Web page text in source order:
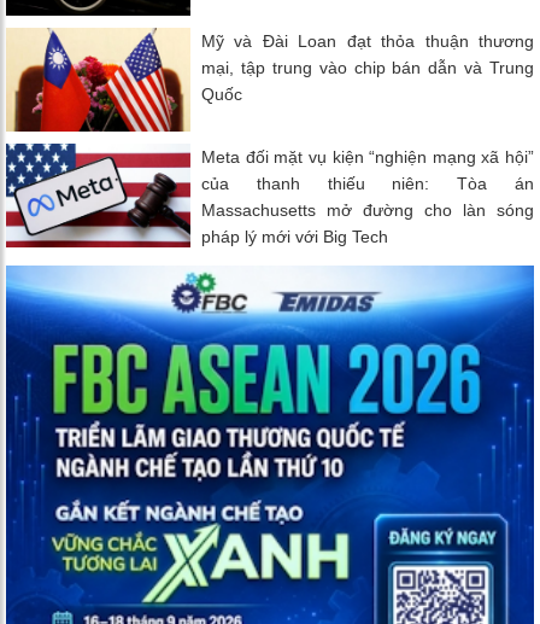
Mỹ và Đài Loan đạt thỏa thuận thương
mại, tập trung vào chip bán dẫn và Trung
Quốc
Meta đối mặt vụ kiện “nghiện mạng xã hội”
của thanh thiếu niên: Tòa án
Massachusetts mở đường cho làn sóng
pháp lý mới với Big Tech